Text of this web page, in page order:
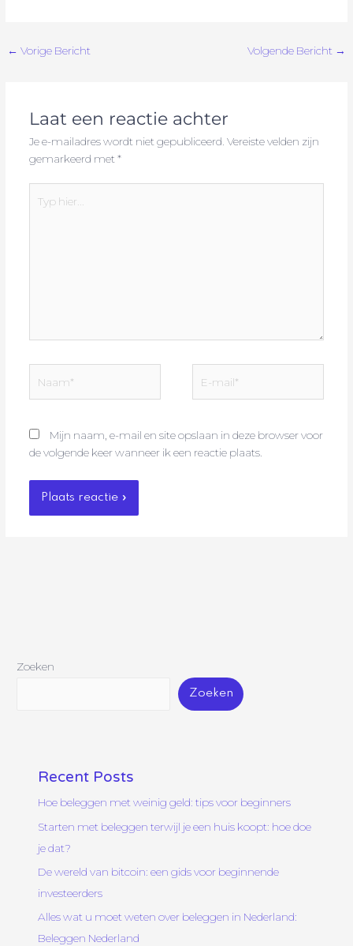
← Vorige Bericht Volgende Bericht →
Laat een reactie achter
Je e-mailadres wordt niet gepubliceerd. Vereiste velden zijn
gemarkeerd met *
hier...
mail*
Mijn naam, e-mail en site opslaan in deze browser voor
de volgende keer wanneer ik een reactie plaats.
Zoeken
Zoeken
Recent Posts
Hoe beleggen met weinig geld: tips voor beginners
Starten met beleggen terwijl je een huis koopt: hoe doe
je dat?
De wereld van bitcoin: een gids voor beginnende
investeerders
Alles wat u moet weten over beleggen in Nederland:
Beleggen Nederland